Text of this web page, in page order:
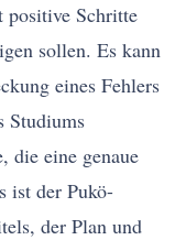
positive Schritte
sollen. Es kann
eines Fehlers
Studiums
die eine genaue
ist der Pukö-
der Plan und